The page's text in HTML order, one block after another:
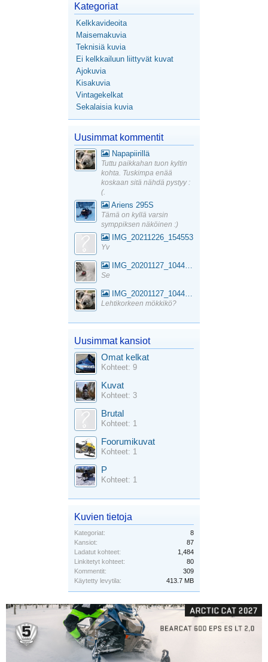
Kategoriat
Kelkkavideoita
Maisemakuvia
Teknisiä kuvia
Ei kelkkailuun liittyvät kuvat
Ajokuvia
Kisakuvia
Vintagekelkat
Sekalaisia kuvia
Uusimmat kommentit
Napapiirillä
Tuttu paikkahan tuon kyltin
kohta. Tuskimpa enää
koskaan sitä nähdä pystyy :
(.
Ariens 295S
Tämä on kyllä varsin
symppiksen näköinen :)
IMG_20211226_154553
Yv
IMG_20201127_104441_1
Se
IMG_20201127_104441_1
Lehtikorkeen mökkikö?
Uusimmat kansiot
Omat kelkat
Kohteet: 9
Kuvat
Kohteet: 3
Brutal
Kohteet: 1
Foorumikuvat
Kohteet: 1
P
Kohteet: 1
Kuvien tietoja
Kategoriat:
8
Kansiot:
87
Ladatut kohteet:
1,484
Linkitetyt kohteet:
80
Kommentit:
309
Käytetty levytila:
413.7 MB